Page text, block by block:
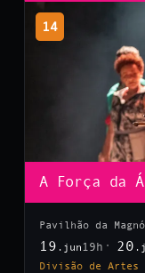
14
A Força da
Pavilhão da
19 .jun 19h 20
Divisão de Artes